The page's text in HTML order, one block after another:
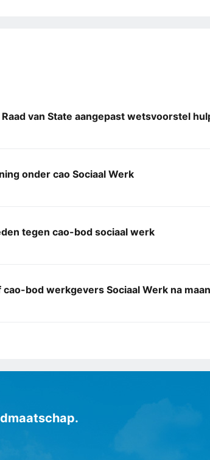
van State aangepast wetsvoorstel
onder cao Sociaal Werk
tegen cao-bod sociaal werk
bod werkgevers Sociaal Werk na